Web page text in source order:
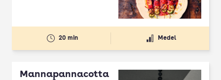
20 min Medel
Mannapannacotta